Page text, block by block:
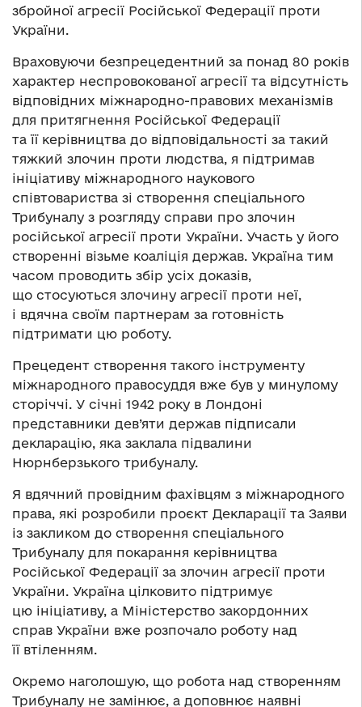
збройної агресії Російської Федерації проти
України.
Враховуючи безпрецедентний за понад 80 років
характер неспровокованої агресії та відсутність
відповідних міжнародно-правових механізмів
для притягнення Російської Федерації
та її керівництва до відповідальності за такий
тяжкий злочин проти людства, я підтримав
ініціативу міжнародного наукового
співтовариства зі створення спеціального
Трибуналу з розгляду справи про злочин
російської агресії проти України. Участь у його
створенні візьме коаліція держав. Україна тим
часом проводить збір усіх доказів,
що стосуються злочину агресії проти неї,
і вдячна своїм партнерам за готовність
підтримати цю роботу.
Прецедент створення такого інструменту
міжнародного правосуддя вже був у минулому
сторіччі. У січні 1942 року в Лондоні
представники дев’яти держав підписали
декларацію, яка заклала підвалини
Нюрнберзького трибуналу.
Я вдячний провідним фахівцям з міжнародного
права, які розробили проєкт Декларації та Заяви
із закликом до створення спеціального
Трибуналу для покарання керівництва
Російської Федерації за злочин агресії проти
України. Україна цілковито підтримує
цю ініціативу, а Міністерство закордонних
справ України вже розпочало роботу над
її втіленням.
Окремо наголошую, що робота над створенням
Трибуналу не замінює, а доповнює наявні